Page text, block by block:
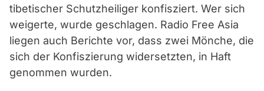
tibetischer Schutzheiliger konfisziert. Wer sich
weigerte, wurde geschlagen. Radio Free Asia
liegen auch Berichte vor, dass zwei Mönche, die
sich der Konfiszierung widersetzten, in Haft
genommen wurden.